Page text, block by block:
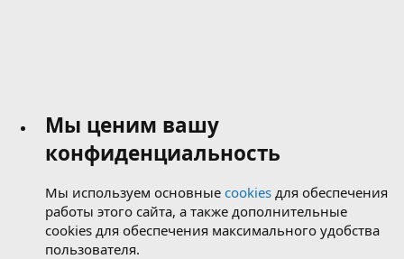
Мы ценим вашу
конфиденциальность
Мы используем основные cookies для обеспечения
работы этого сайта, а также дополнительные
cookies для обеспечения максимального удобства
пользователя.